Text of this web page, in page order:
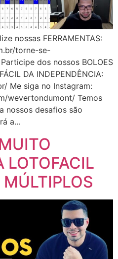
nossas FERRAMENTAS:
torne-se-
dos nossos BOLOES
DA INDEPENDÊNCIA:
Me siga no Instagram:
wevertondumont/ Temos
nossos desafios são
a…
LOTOFACIL